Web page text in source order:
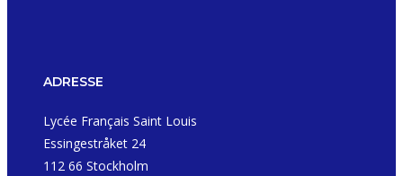
ADRESSE
Lycée Français Saint Louis
Essingestråket 24
112 66 Stockholm